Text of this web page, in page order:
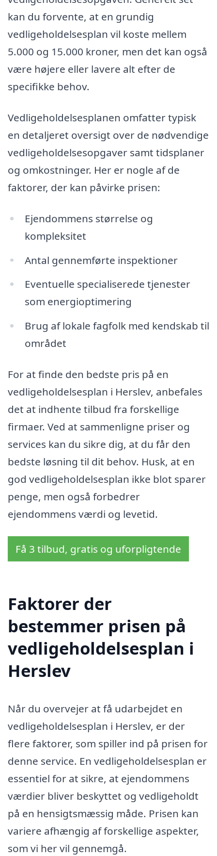
kan du forvente, at en grundig
vedligeholdelsesplan vil koste mellem
5.000 og 15.000 kroner, men det kan også
være højere eller lavere alt efter de
specifikke behov.
Vedligeholdelsesplanen omfatter typisk
en detaljeret oversigt over de nødvendige
vedligeholdelsesopgaver samt tidsplaner
og omkostninger. Her er nogle af de
faktorer, der kan påvirke prisen:
Ejendommens størrelse og
kompleksitet
Antal gennemførte inspektioner
Eventuelle specialiserede tjenester
som energioptimering
Brug af lokale fagfolk med kendskab til
området
For at finde den bedste pris på en
vedligeholdelsesplan i Herslev, anbefales
det at indhente tilbud fra forskellige
firmaer. Ved at sammenligne priser og
services kan du sikre dig, at du får den
bedste løsning til dit behov. Husk, at en
god vedligeholdelsesplan ikke blot sparer
penge, men også forbedrer
ejendommens værdi og levetid.
Få 3 tilbud, gratis og uforpligtende
Faktorer der
bestemmer prisen på
vedligeholdelsesplan i
Herslev
Når du overvejer at få udarbejdet en
vedligeholdelsesplan i Herslev, er der
flere faktorer, som spiller ind på prisen for
denne service. En vedligeholdelsesplan er
essentiel for at sikre, at ejendommens
værdier bliver beskyttet og vedligeholdt
på en hensigtsmæssig måde. Prisen kan
variere afhængig af forskellige aspekter,
som vi her vil gennemgå.